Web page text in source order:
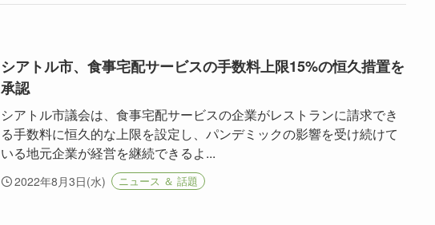
シアトル市、食事宅配サービスの手数料上限15%の恒久措置を
承認
シアトル市議会は、食事宅配サービスの企業がレストランに請求でき
る手数料に恒久的な上限を設定し、パンデミックの影響を受け続けて
いる地元企業が経営を継続できるよ...
2022年8月3日(水) ニュース ＆ 話題